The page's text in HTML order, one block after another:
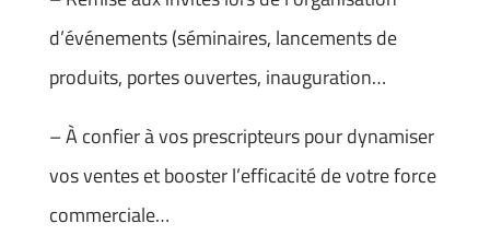
d’événements (séminaires, lancements de
produits, portes ouvertes, inauguration…
– À confier à vos prescripteurs pour dynamiser
vos ventes et booster l’efficacité de votre force
commerciale…